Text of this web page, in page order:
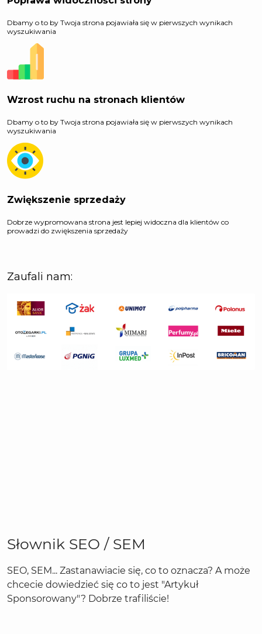
Słownik SEO / SEM
SEO, SEM... Zastanawiacie się, co to oznacza? A może
chcecie dowiedzieć się co to jest "Artykuł
Sponsorowany"? Dobrze trafiliście!